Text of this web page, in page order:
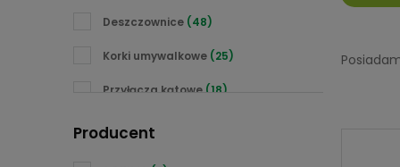
Deszczownice (48)
Korki umywalkowe (25)
Przyłącza kątowe (18)
Ramię deszczownicy
Producent